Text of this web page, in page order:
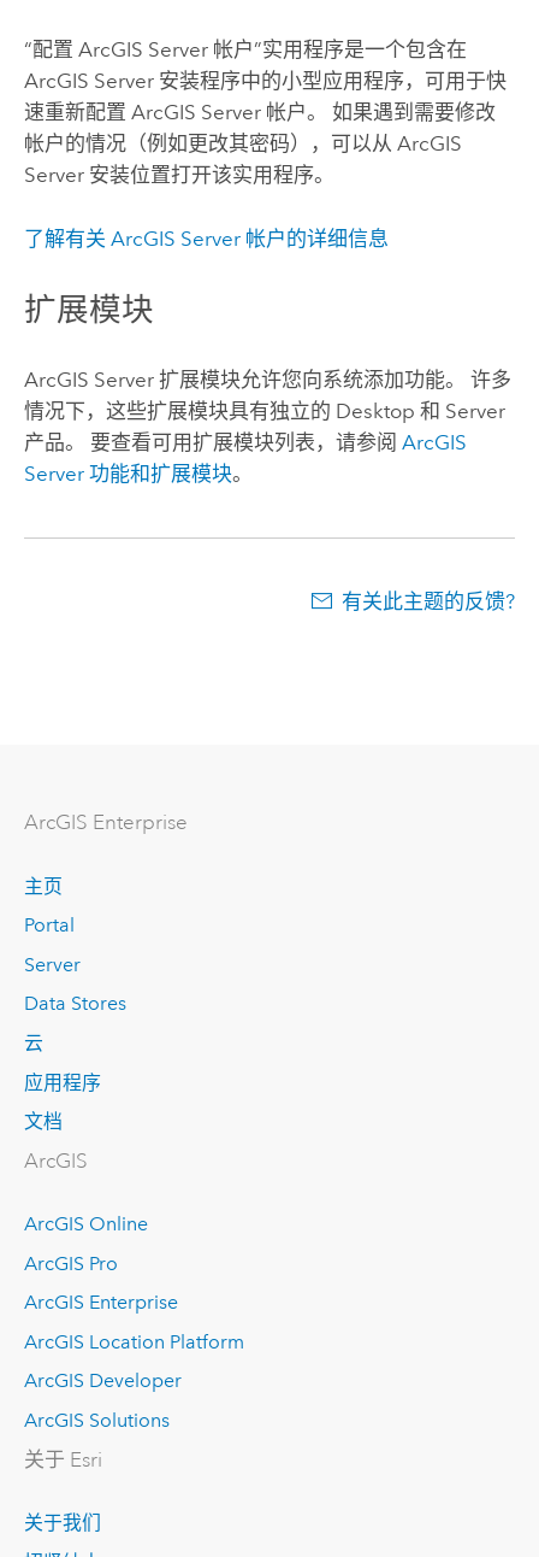
“配置 ArcGIS Server 帐户”实用程序是一个包含在
ArcGIS Server安装程序中的小型应用程序，可用于快
速重新配置 ArcGIS Server帐户。 如果遇到需要修改
帐户的情况（例如更改其密码），可以从 ArcGIS
Server安装位置打开该实用程序。
了解有关 ArcGIS Server帐户的详细信息
扩展模块
ArcGIS Server扩展模块允许您向系统添加功能。 许多
情况下，这些扩展模块具有独立的 Desktop 和 Server
产品。 要查看可用扩展模块列表，请参阅 ArcGIS
Server功能和扩展模块。
有关此主题的反馈?
ArcGIS Enterprise
主页
Portal
Server
Data Stores
云
应用程序
文档
ArcGIS
ArcGIS Online
ArcGIS Pro
ArcGIS Enterprise
ArcGIS Location Platform
ArcGIS Developer
ArcGIS Solutions
关于 Esri
关于我们